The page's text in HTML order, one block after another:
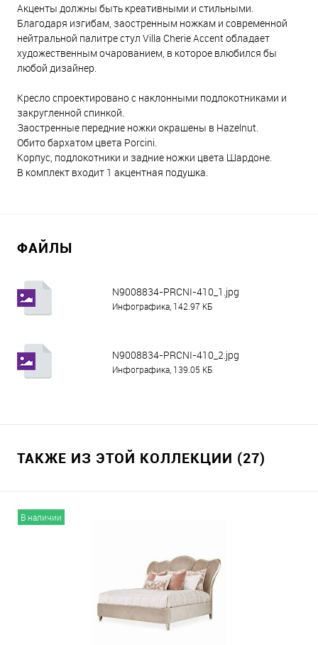
Акценты должны быть креативными и стильными.
Благодаря изгибам, заостренным ножкам и современной
нейтральной палитре стул Villa Cherie Accent обладает
художественным очарованием, в которое влюбился бы
любой дизайнер.
Кресло спроектировано с наклонными подлокотниками и
закругленной спинкой.
Заостренные передние ножки окрашены в Hazelnut.
Обито бархатом цвета Porcini.
Корпус, подлокотники и задние ножки цвета Шардоне.
В комплект входит 1 акцентная подушка.
ФАЙЛЫ
N9008834-PRCNI-410_1.jpg
Инфографика, 142.97 КБ
N9008834-PRCNI-410_2.jpg
Инфографика, 139.05 КБ
ТАКЖЕ ИЗ ЭТОЙ КОЛЛЕКЦИИ (27)
В наличии